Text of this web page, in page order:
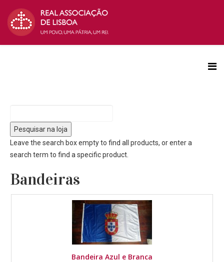
Leave the search box empty to find all products, or enter a
search term to find a specific product.
Bandeiras
Bandeira Azul e Branca